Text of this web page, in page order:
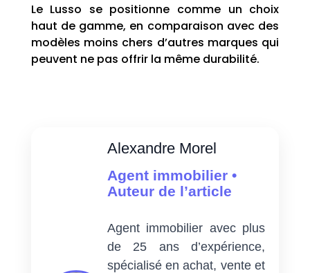
Le Lusso se positionne comme un choix
haut de gamme, en comparaison avec des
modèles moins chers d’autres marques qui
peuvent ne pas offrir la même durabilité.
Alexandre Morel
Agent immobilier •
Auteur de l’article
Agent immobilier avec plus
de 25 ans d’expérience,
spécialisé en achat, vente et